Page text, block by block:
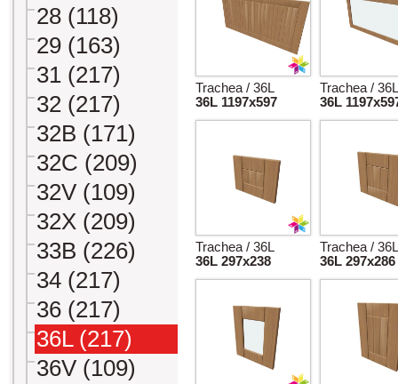
28 (118)
29 (163)
31 (217)
32 (217)
32B (171)
32C (209)
32V (109)
32X (209)
33B (226)
34 (217)
36 (217)
36L (217)
36V (109)
Trachea / 36L
36L 1197x597
Trachea / 36L
36L
Trachea / 36L
36L 297x238
Trachea / 36L
36L 297x286